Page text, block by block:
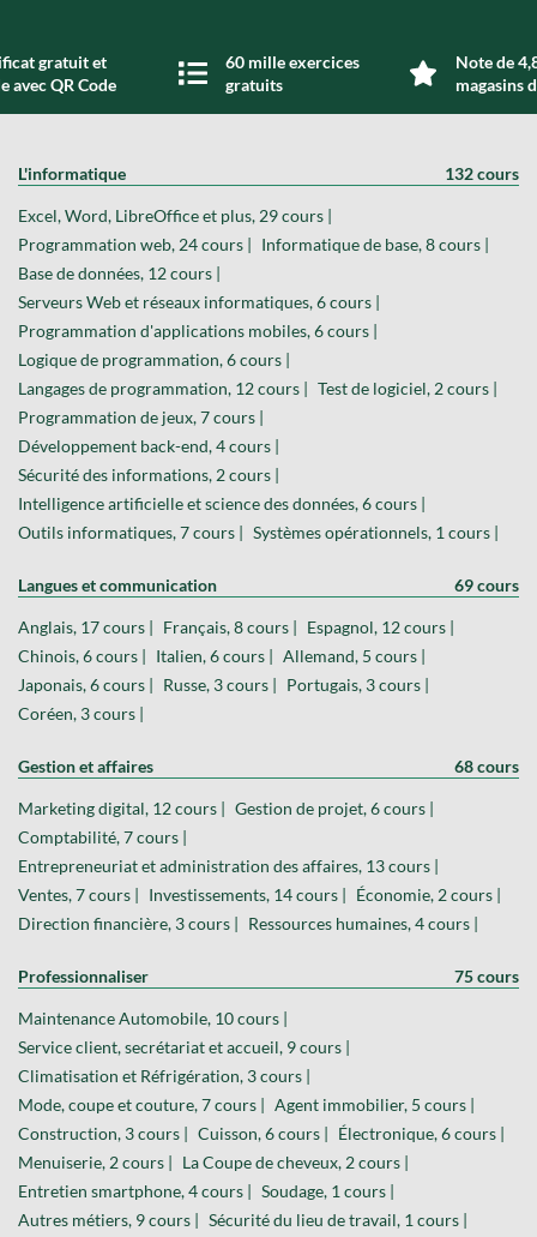
gratuit et
avec QR Code
60 mille exercices
gratuits
Note de
magasins
L'informatique 132 cours
Excel, Word, LibreOffice et plus, 29 cours |
Programmation web, 24 cours | Informatique de base, 8 cours |
Base de données, 12 cours |
Serveurs Web et réseaux informatiques, 6 cours |
Programmation d'applications mobiles, 6 cours |
Logique de programmation, 6 cours |
Langages de programmation, 12 cours | Test de logiciel, 2 cours |
Programmation de jeux, 7 cours |
Développement back-end, 4 cours |
Sécurité des informations, 2 cours |
Intelligence artificielle et science des données, 6 cours |
Outils informatiques, 7 cours | Systèmes opérationnels, 1 cours |
Langues et communication 69 cours
Anglais, 17 cours | Français, 8 cours | Espagnol, 12 cours |
Chinois, 6 cours | Italien, 6 cours | Allemand, 5 cours |
Japonais, 6 cours | Russe, 3 cours | Portugais, 3 cours |
Coréen, 3 cours |
Gestion et affaires 68 cours
Marketing digital, 12 cours | Gestion de projet, 6 cours |
Comptabilité, 7 cours |
Entrepreneuriat et administration des affaires, 13 cours |
Ventes, 7 cours | Investissements, 14 cours | Économie, 2 cours |
Direction financière, 3 cours | Ressources humaines, 4 cours |
Professionnaliser 75 cours
Maintenance Automobile, 10 cours |
Service client, secrétariat et accueil, 9 cours |
Climatisation et Réfrigération, 3 cours |
Mode, coupe et couture, 7 cours | Agent immobilier, 5 cours |
Construction, 3 cours | Cuisson, 6 cours | Électronique, 6 cours |
Menuiserie, 2 cours | La Coupe de cheveux, 2 cours |
Entretien smartphone, 4 cours | Soudage, 1 cours |
Autres métiers, 9 cours | Sécurité du lieu de travail, 1 cours |